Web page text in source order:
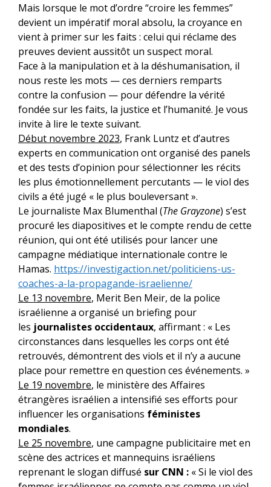
Mais lorsque le mot d’ordre “croire les femmes”
devient un impératif moral absolu, la croyance en
vient à primer sur les faits : celui qui réclame des
preuves devient aussitôt un suspect moral.
Face à la manipulation et à la déshumanisation, il
nous reste les mots — ces derniers remparts
contre la confusion — pour défendre la vérité
fondée sur les faits, la justice et l’humanité. Je vous
invite à lire le texte suivant.
Début novembre 2023, Frank Luntz et d’autres
experts en communication ont organisé des panels
et des tests d’opinion pour sélectionner les récits
les plus émotionnellement percutants — le viol des
civils a été jugé « le plus bouleversant ».
Le journaliste Max Blumenthal (The Grayzone) s’est
procuré les diapositives et le compte rendu de cette
réunion, qui ont été utilisés pour lancer une
campagne médiatique internationale contre le
Hamas. https://investigaction.net/politiciens-us-
coaches-a-la-propagande-israelienne/
Le 13 novembre, Merit Ben Meir, de la police
israélienne a organisé un briefing pour
les journalistes occidentaux, affirmant : « Les
circonstances dans lesquelles les corps ont été
retrouvés, démontrent des viols et il n’y a aucune
place pour remettre en question ces événements. »
Le 19 novembre, le ministère des Affaires
étrangères israélien a intensifié ses efforts pour
influencer les organisations féministes
mondiales.
Le 25 novembre, une campagne publicitaire met en
scène des actrices et mannequins israéliens
reprenant le slogan diffusé sur CNN : « Si le viol des